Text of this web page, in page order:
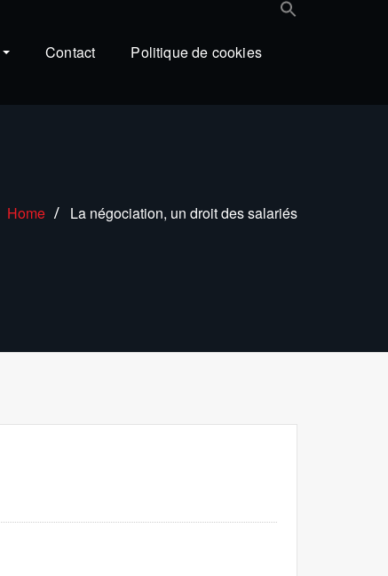
Contact Politique de cookies
Home La négociation, un droit des salariés